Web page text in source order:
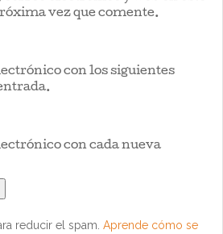
vez que comente.
con los siguientes
con cada nueva
reducir el spam. Aprende cómo se